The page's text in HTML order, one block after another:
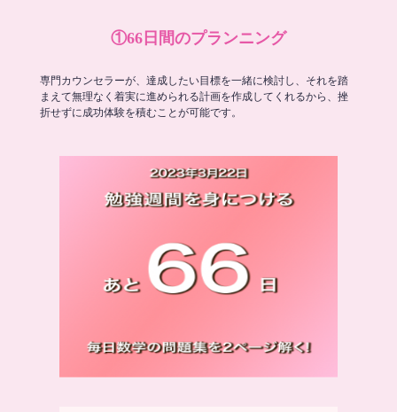
①66日間のプランニング
専門カウンセラーが、達成したい目標を一緒に検討し、それを踏
まえて無理なく着実に進められる計画を作成してくれるから、挫
折せずに成功体験を積むことが可能です。